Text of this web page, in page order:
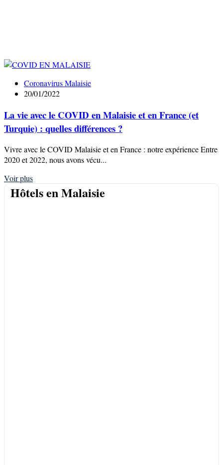
Coronavirus Malaisie
20/01/2022
La vie avec le COVID en Malaisie et en France (et
Turquie) : quelles différences ?
Vivre avec le COVID Malaisie et en France : notre expérience Entre
2020 et 2022, nous avons vécu...
Voir plus
Hôtels en Malaisie